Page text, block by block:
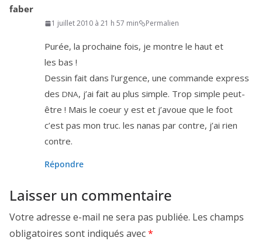
faber
1 juillet 2010 à 21 h 57 min Permalien
Purée, la pro­chaine fois, je montre le haut et
les bas !
Dessin fait dans l’ur­gence, une com­mande express
des DNA, j’ai fait au plus simple. Trop simple peut-
être ! Mais le coeur y est et j’a­voue que le foot
c’est pas mon truc. les nanas par contre, j’ai rien
contre.
Répondre
Laisser un commentaire
Votre adresse e-mail ne sera pas publiée. Les champs
obligatoires sont indiqués avec*